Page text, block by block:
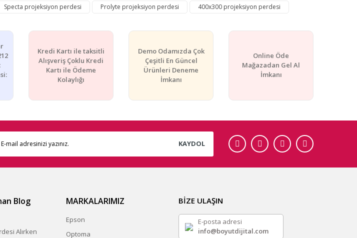
Specta projeksiyon perdesi Prolyte projeksiyon perdesi 400x300 projeksiyon perdesi
Kredi Kartı ile taksitli
Alışveriş Çoklu Kredi
Kartı ile Ödeme
Kolaylığı
Demo Odamızda Çok
Çeşitli En Güncel
Ürünleri Deneme
İmkanı
Online Öde
Mağazadan Gel Al
İmkanı
KAYDOL
Blog
Alırken
MARKALARIMIZ
Epson
Optoma
BİZE ULAŞIN
E-posta adresi
info@boyutdijital.com